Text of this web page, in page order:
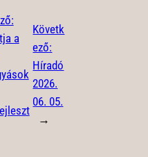
a
Követk
ező:
Híradó
2026.
06. 05.
→